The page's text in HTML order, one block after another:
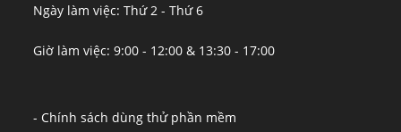
Ngày làm việc: Thứ 2 - Thứ 6
Giờ làm việc: 9:00 - 12:00 & 13:30 - 17:00
- Chính sách dùng thử phần mềm